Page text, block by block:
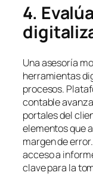
4.
Una asesoría
herramientas
procesos.
contable
portales del
elementos que
margen de
acceso a
clave para la